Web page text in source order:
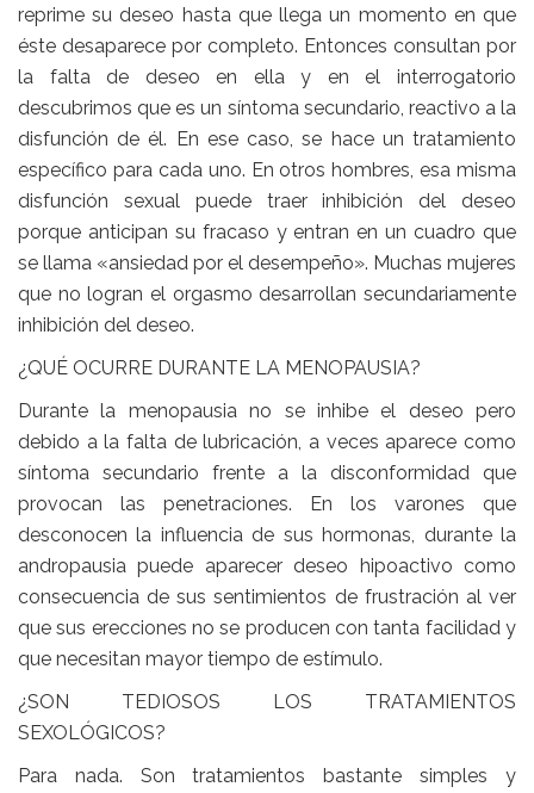
reprime su deseo hasta que llega un momento en que
éste desaparece por completo. Entonces consultan por
la falta de deseo en ella y en el interrogatorio
descubrimos que es un síntoma secundario, reactivo a la
disfunción de él. En ese caso, se hace un tratamiento
específico para cada uno. En otros hombres, esa misma
disfunción sexual puede traer inhibición del deseo
porque anticipan su fracaso y entran en un cuadro que
se llama «ansiedad por el desempeño». Muchas mujeres
que no logran el orgasmo desarrollan secundariamente
inhibición del deseo.
¿QUÉ OCURRE DURANTE LA MENOPAUSIA?
Durante la menopausia no se inhibe el deseo pero
debido a la falta de lubricación, a veces aparece como
síntoma secundario frente a la disconformidad que
provocan las penetraciones. En los varones que
desconocen la influencia de sus hormonas, durante la
andropausia puede aparecer deseo hipoactivo como
consecuencia de sus sentimientos de frustración al ver
que sus erecciones no se producen con tanta facilidad y
que necesitan mayor tiempo de estímulo.
¿SON TEDIOSOS LOS TRATAMIENTOS
SEXOLÓGICOS?
Para nada. Son tratamientos bastante simples y